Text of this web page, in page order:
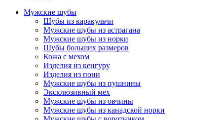
Мужские шубы
Шубы из каракульчи
Мужские шубы из астрагана
Мужские шубы из норки
Шубы больших размеров
Кожа с мехом
Изделия из кенгуру
Изделия из пони
Мужские шубы из пушнины
Эксклюзивный мех
Мужские шубы из овчины
Мужские шубы из канадской норки